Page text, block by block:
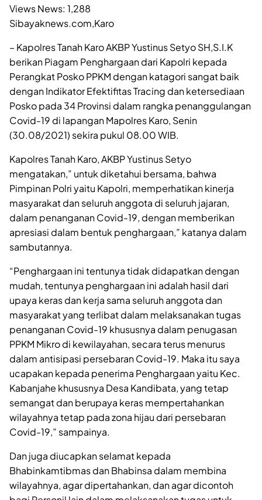
Views News: 1,288
Sibayaknews.com,Karo
– Kapolres Tanah Karo AKBP Yustinus Setyo SH,S.I.K
berikan Piagam Penghargaan dari Kapolri kepada
Perangkat Posko PPKM dengan katagori sangat baik
dengan Indikator Efektifitas Tracing dan ketersediaan
Posko pada 34 Provinsi dalam rangka penanggulangan
Covid-19 di lapangan Mapolres Karo, Senin
(30.08/2021) sekira pukul 08.00 WIB.
Kapolres Tanah Karo, AKBP Yustinus Setyo
mengatakan,” untuk diketahui bersama, bahwa
Pimpinan Polri yaitu Kapolri, memperhatikan kinerja
masyarakat dan seluruh anggota di seluruh jajaran,
dalam penanganan Covid-19, dengan memberikan
apresiasi dalam bentuk penghargaan,” katanya dalam
sambutannya.
“Penghargaan ini tentunya tidak didapatkan dengan
mudah, tentunya penghargaan ini adalah hasil dari
upaya keras dan kerja sama seluruh anggota dan
masyarakat yang terlibat dalam melaksanakan tugas
penanganan Covid-19 khususnya dalam penugasan
PPKM Mikro di kewilayahan, secara terus menurus
dalam antisipasi persebaran Covid-19. Maka itu saya
ucapakan kepada penerima Penghargaan yaitu Kec.
Kabanjahe khususnya Desa Kandibata, yang tetap
semangat dan berupaya keras mempertahankan
wilayahnya tetap pada zona hijau dari persebaran
Covid-19,” sampainya.
Dan juga diucapkan selamat kepada
Bhabinkamtibmas dan Bhabinsa dalam membina
wilayahnya, agar dipertahankan, dan agar dicontoh